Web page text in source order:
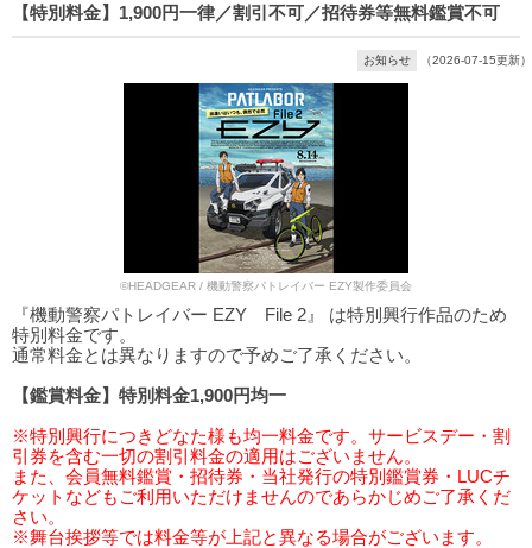
【特別料金】1,900円一律／割引不可／招待券等無料鑑賞不可
お知らせ （2026-07-15更新）
©HEADGEAR / 機動警察パトレイバー EZY製作委員会
『機動警察パトレイバー EZY File 2』 は特別興行作品のため
特別料金です。
通常料金とは異なりますので予めご了承ください。
【鑑賞料金】特別料金1,900円均一
※特別興行につきどなた様も均一料金です。サービスデー・割
引券を含む一切の割引料金の適用はございません。
また、会員無料鑑賞・招待券・当社発行の特別鑑賞券・LUCチ
ケットなどもご利用いただけませんのであらかじめご了承くだ
さい。
※舞台挨拶等では料金等が上記と異なる場合がございます。